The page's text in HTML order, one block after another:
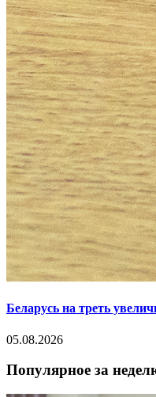
Беларусь на треть
05.08.2026
Популярное за